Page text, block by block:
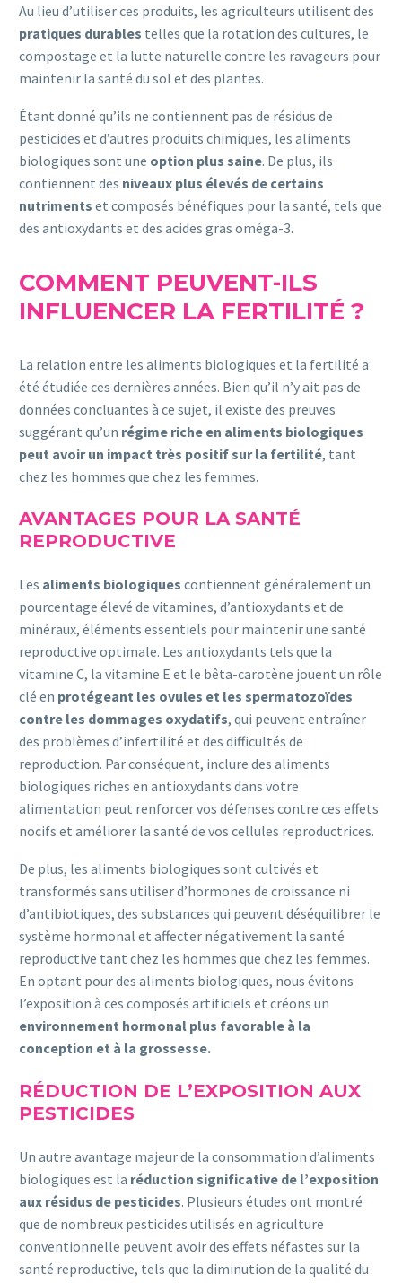
Au lieu d’utiliser ces produits, les agriculteurs utilisent des
pratiques durables telles que la rotation des cultures, le
compostage et la lutte naturelle contre les ravageurs pour
maintenir la santé du sol et des plantes.
Étant donné qu’ils ne contiennent pas de résidus de
pesticides et d’autres produits chimiques, les aliments
biologiques sont une option plus saine. De plus, ils
contiennent des niveaux plus élevés de certains
nutriments et composés bénéfiques pour la santé, tels que
des antioxydants et des acides gras oméga-3.
COMMENT PEUVENT-ILS
INFLUENCER LA FERTILITÉ ?
La relation entre les aliments biologiques et la fertilité a
été étudiée ces dernières années. Bien qu’il n’y ait pas de
données concluantes à ce sujet, il existe des preuves
suggérant qu’un régime riche en aliments biologiques
peut avoir un impact très positif sur la fertilité, tant
chez les hommes que chez les femmes.
AVANTAGES POUR LA SANTÉ
REPRODUCTIVE
Les aliments biologiques contiennent généralement un
pourcentage élevé de vitamines, d’antioxydants et de
minéraux, éléments essentiels pour maintenir une santé
reproductive optimale. Les antioxydants tels que la
vitamine C, la vitamine E et le bêta-carotène jouent un rôle
clé en protégeant les ovules et les spermatozoïdes
contre les dommages oxydatifs, qui peuvent entraîner
des problèmes d’infertilité et des difficultés de
reproduction. Par conséquent, inclure des aliments
biologiques riches en antioxydants dans votre
alimentation peut renforcer vos défenses contre ces effets
nocifs et améliorer la santé de vos cellules reproductrices.
De plus, les aliments biologiques sont cultivés et
transformés sans utiliser d’hormones de croissance ni
d’antibiotiques, des substances qui peuvent déséquilibrer le
système hormonal et affecter négativement la santé
reproductive tant chez les hommes que chez les femmes.
En optant pour des aliments biologiques, nous évitons
l’exposition à ces composés artificiels et créons un
environnement hormonal plus favorable à la
conception et à la grossesse.
RÉDUCTION DE L’EXPOSITION AUX
PESTICIDES
Un autre avantage majeur de la consommation d’aliments
biologiques est la réduction significative de l’exposition
aux résidus de pesticides. Plusieurs études ont montré
que de nombreux pesticides utilisés en agriculture
conventionnelle peuvent avoir des effets néfastes sur la
santé reproductive, tels que la diminution de la qualité du